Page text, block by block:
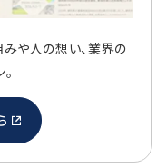
や人の想い、業界の